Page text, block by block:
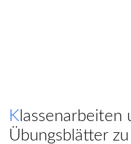
Klassenarbeiten und
Übungsblätter zu